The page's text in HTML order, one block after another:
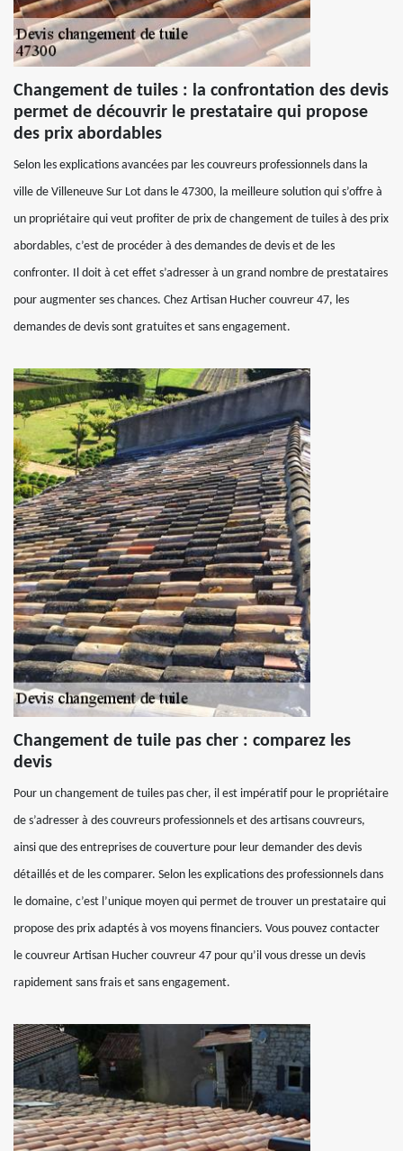
Changement de tuiles : la confrontation des devis
permet de découvrir le prestataire qui propose
des prix abordables
Selon les explications avancées par les couvreurs professionnels dans la
ville de Villeneuve Sur Lot dans le 47300, la meilleure solution qui s’offre à
un propriétaire qui veut profiter de prix de changement de tuiles à des prix
abordables, c’est de procéder à des demandes de devis et de les
confronter. Il doit à cet effet s’adresser à un grand nombre de prestataires
pour augmenter ses chances. Chez Artisan Hucher couvreur 47, les
demandes de devis sont gratuites et sans engagement.
Changement de tuile pas cher : comparez les
devis
Pour un changement de tuiles pas cher, il est impératif pour le propriétaire
de s’adresser à des couvreurs professionnels et des artisans couvreurs,
ainsi que des entreprises de couverture pour leur demander des devis
détaillés et de les comparer. Selon les explications des professionnels dans
le domaine, c’est l’unique moyen qui permet de trouver un prestataire qui
propose des prix adaptés à vos moyens financiers. Vous pouvez contacter
le couvreur Artisan Hucher couvreur 47 pour qu’il vous dresse un devis
rapidement sans frais et sans engagement.